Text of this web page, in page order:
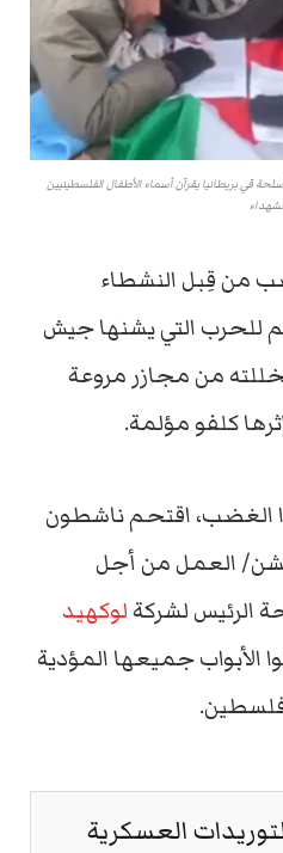
في بريطانيا يقرآن أسماء الأطفال الفلسطينيين
من قِبل النشطاء
للحرب التي يشنها جيش
تخللته من مجازر مروعة
كلفو مؤلمة.
الغضب، اقتحم ناشطون
العمل من أجل
الرئيس لشركةلوكهيد
الأبواب جميعها المؤدية
العسكرية